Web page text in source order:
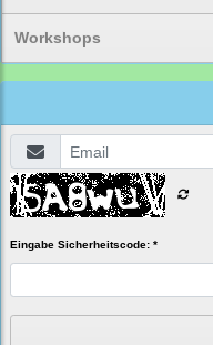
Workshops
Eingabe Sicherheitscode: *